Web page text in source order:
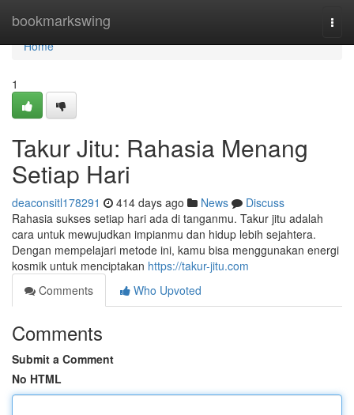
bookmarkswing
Home
Home
1
Takur Jitu: Rahasia Menang
Setiap Hari
deaconsitl178291 414 days ago News
Discuss
Rahasia sukses setiap hari ada di tanganmu. Takur jitu adalah
cara untuk mewujudkan impianmu dan hidup lebih sejahtera.
Dengan mempelajari metode ini, kamu bisa menggunakan energi
kosmik untuk menciptakan https://takur-jitu.com
Comments
Who Upvoted
Comments
Submit a Comment
No HTML